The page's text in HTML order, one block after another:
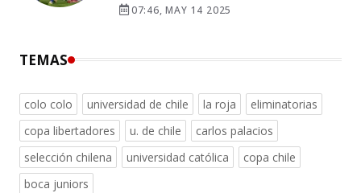
07:46, MAY 14 2025
TEMAS
colo colo universidad de chile la roja
eliminatorias
copa libertadores
u. de chile
carlos palacios
selección chilena
universidad católica
copa chile
boca juniors